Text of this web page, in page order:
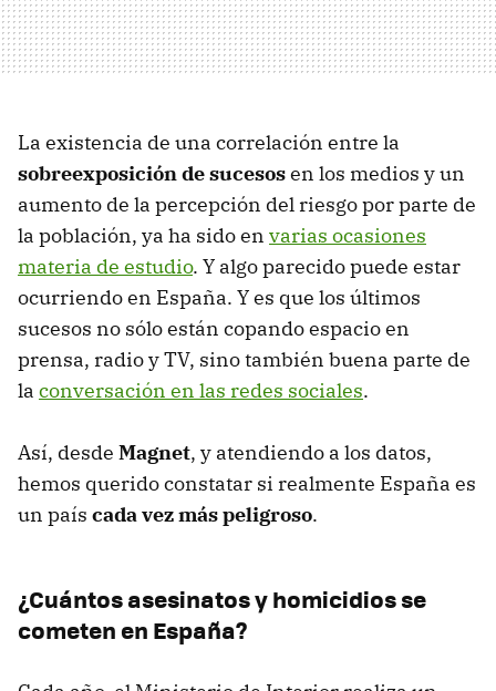
La existencia de una correlación entre la
sobreexposición de sucesosen los medios y un
aumento de la percepción del riesgo por parte de
la población, ya ha sido en varias ocasiones
materia de estudio. Y algo parecido puede estar
ocurriendo en España. Y es que los últimos
sucesos no sólo están copando espacio en
prensa, radio y TV, sino también buena parte de
la conversación en las redes sociales.
Así, desde Magnet, y atendiendo a los datos,
hemos querido constatar si realmente España es
un país cada vez más peligroso.
¿Cuántos asesinatos y homicidios se
cometen en España?